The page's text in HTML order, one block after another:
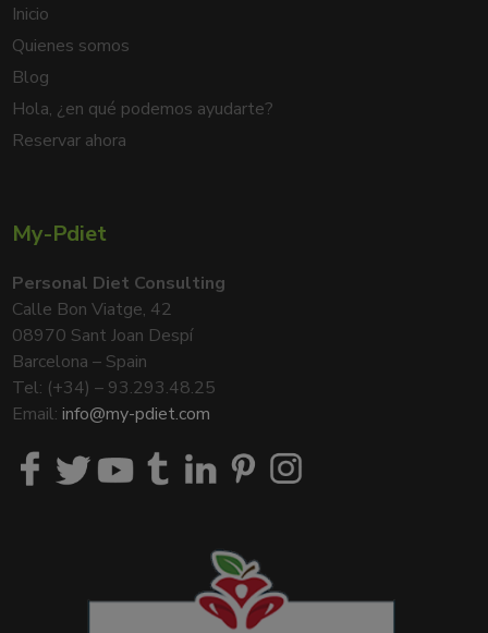
Inicio
Quienes somos
Blog
Hola, ¿en qué podemos ayudarte?
Reservar ahora
My-Pdiet
Personal Diet Consulting
Calle Bon Viatge, 42
08970 Sant Joan Despí
Barcelona – Spain
Tel: (+34) – 93.293.48.25
Email:info@my-pdiet.com